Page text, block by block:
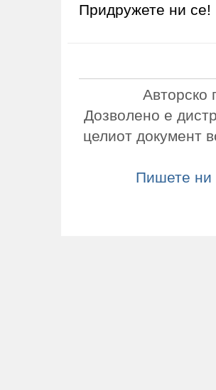
Придружете ни се!
Авторско
Дозволено е
целиот документ
Пишете ни